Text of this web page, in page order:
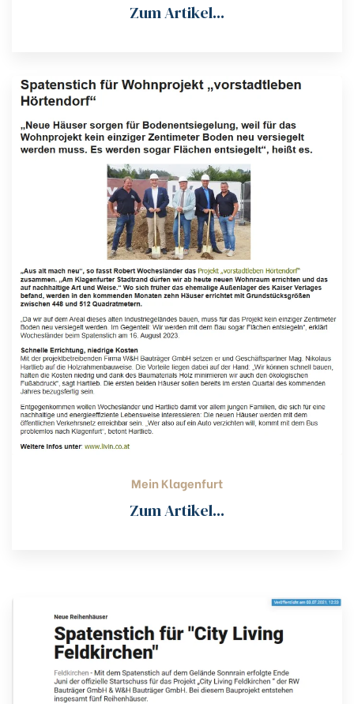
Zum Artikel...
Mein Klagenfurt
Zum Artikel...